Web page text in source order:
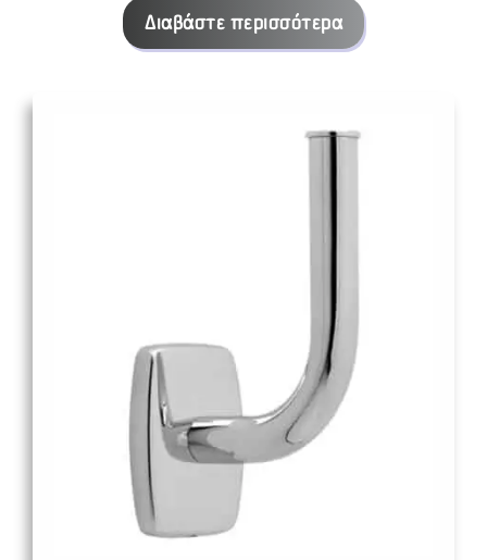
Διαβάστε περισσότερα